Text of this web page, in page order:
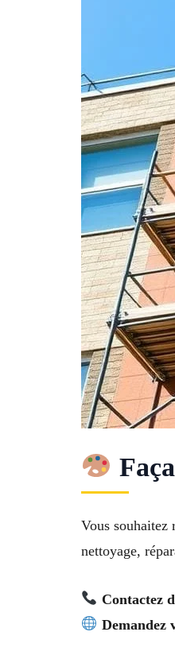
Vous souhaitez
nettoyage,
Contactez
Demandez